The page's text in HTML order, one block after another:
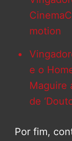
motion
e o
Maguire
de
Por fim,